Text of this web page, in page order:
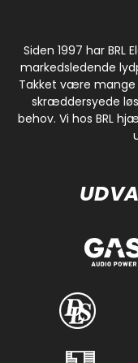
Siden 1997 har
markedsledende
Takket være mange
skræddersyede
behov. Vi hos BRL